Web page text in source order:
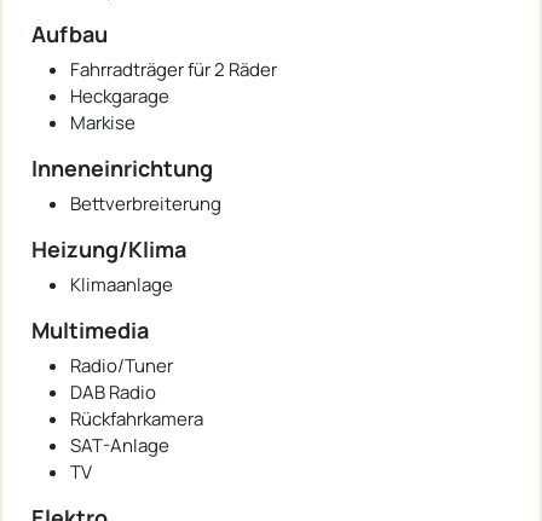
Aufbau
Fahrradträger für 2 Räder
Heckgarage
Markise
Inneneinrichtung
Bettverbreiterung
Heizung/Klima
Klimaanlage
Multimedia
Radio/Tuner
DAB Radio
Rückfahrkamera
SAT-Anlage
TV